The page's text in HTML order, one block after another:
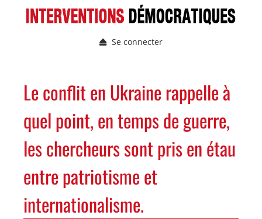
Menu
l'utilisateur
Se connecter
PRINCIPALE
Le conflit en Ukraine rappelle à
quel point, en temps de guerre,
les chercheurs sont pris en étau
entre patriotisme et
internationalisme.